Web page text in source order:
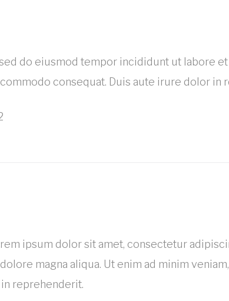
do eiusmod tempor incididunt ut labore
consequat. Duis aute irure dolor in
ipsum dolor sit amet, consectetur
magna aliqua. Ut enim ad minim
reprehenderit.